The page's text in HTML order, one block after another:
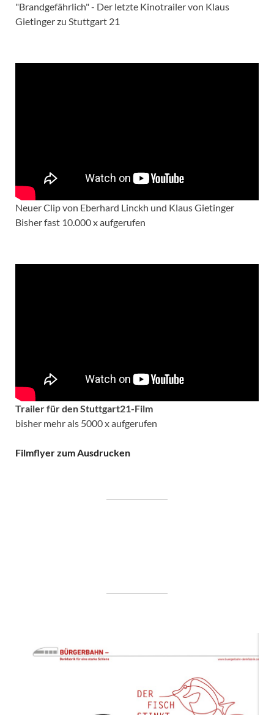
"Brandgefährlich" - Der letzte Kinotrailer von Klaus
Gietinger zu Stuttgart 21
Neuer Clip von Eberhard Linckh und Klaus Gietinger
Bisher fast 10.000 x aufgerufen
Trailer für den Stuttgart21-Film
bisher mehr als 5000 x aufgerufen
Filmflyer zum Ausdrucken